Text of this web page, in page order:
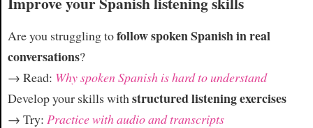
Are you struggling tofollow spoken Spanish in real
conversations?
→ Read: Why spoken Spanish is hard to understand
Develop your skills with structured listening exercises
→ Try: Practice with audio and transcripts